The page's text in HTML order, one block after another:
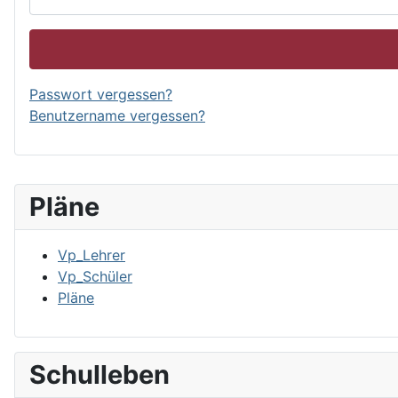
Pläne
Vp_Lehrer
Vp_Schüler
Pläne
Schulleben
Passwort vergessen?
Benutzername vergessen?